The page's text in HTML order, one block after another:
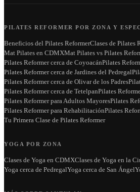
PILATES REFORMER POR ZONA Y
Beneficios del Pilates ReformerClases de Pilates
Mat Pilates en CDMXMat Pilates vs Pilates
Pilates Reformer cerca de CoyoacánPilates
Pilates Reformer cerca de Jardines del Pedregal
Pilates Reformer cerca de Olivar de los Padres
Pilates Reformer cerca de TetelpanPilates
Pilates Reformer para Adultos MayoresPilates
Pilates Reformer para RehabilitaciónPilates
Tu Primera Clase de Pilates Reformer
YOGA POR ZONA
Clases de Yoga en CDMXClases de Yoga en la
Yoga cerca de PedregalYoga cerca de San Ángel